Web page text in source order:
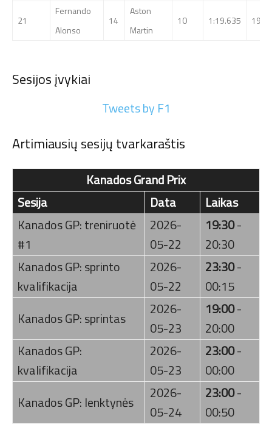
21
Fernando
Alonso
14
Aston
Martin
10 1:19.635
Sesijos įvykiai
Tweets by F1
Artimiausių sesijų tvarkaraštis
Kanados Grand Prix
Sesija
Data
Laikas
Kanados GP: treniruotė
#1
2026-
05-22
19:30-
20:30
Kanados GP: sprinto
kvalifikacija
2026-
05-22
23:30-
00:15
Kanados GP: sprintas
2026-
05-23
19:00-
20:00
Kanados GP:
kvalifikacija
2026-
05-23
23:00-
00:00
Kanados GP: lenktynės
2026-
05-24
23:00-
00:50